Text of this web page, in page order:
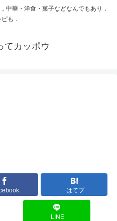
中華・洋食・菓子などなんでもあり．
も．
てカッポウ
はてブ
LINE